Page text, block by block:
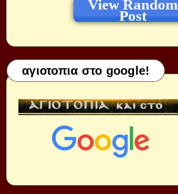
View Random
Post
αγιοτοπια στο google!